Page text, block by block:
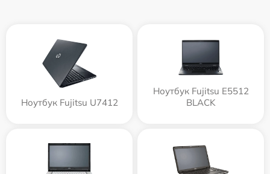
Ноутбук Fujitsu U7412
Ноутбук Fujitsu E5512
BLACK